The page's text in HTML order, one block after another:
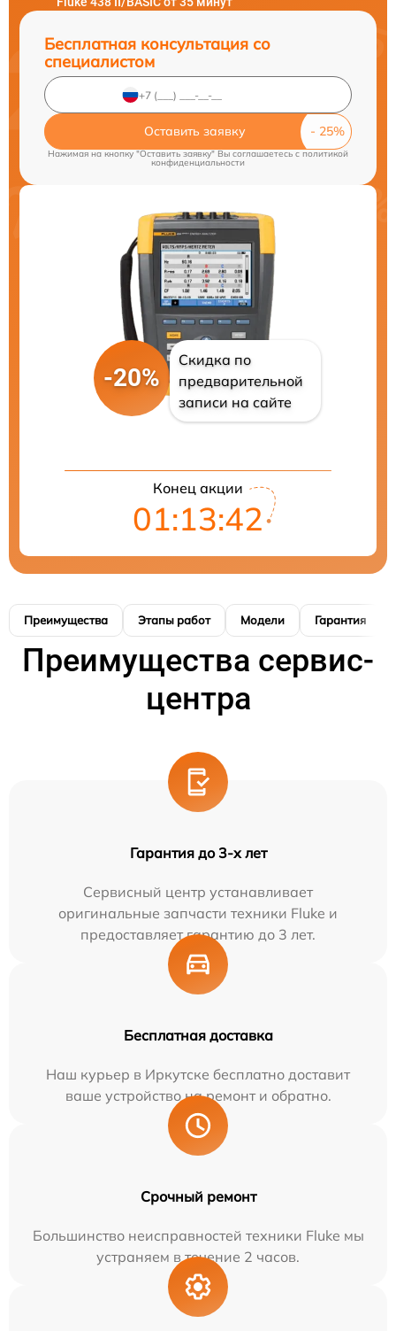
Бесплатная консультация со
специалистом
Оставить заявку
Нажимая на кнопку "Оставить заявку" Вы соглашаетесь cполитикой
конфиденциальности
-20%
Скидка по
предварительной
записи на сайте
Конец акции
01:13:41
Преимущества Этапы работ Модели Гарантия
Преимущества сервис-
центра
Гарантия до 3-х лет
Сервисный центр устанавливает
оригинальные запчасти техники Fluke и
предоставляет гарантию до 3 лет.
Бесплатная доставка
Наш курьер в Иркутске бесплатно доставит
ваше устройство на ремонт и обратно.
Срочный ремонт
Большинство неисправностей техники Fluke мы
устраняем в течение 2 часов.